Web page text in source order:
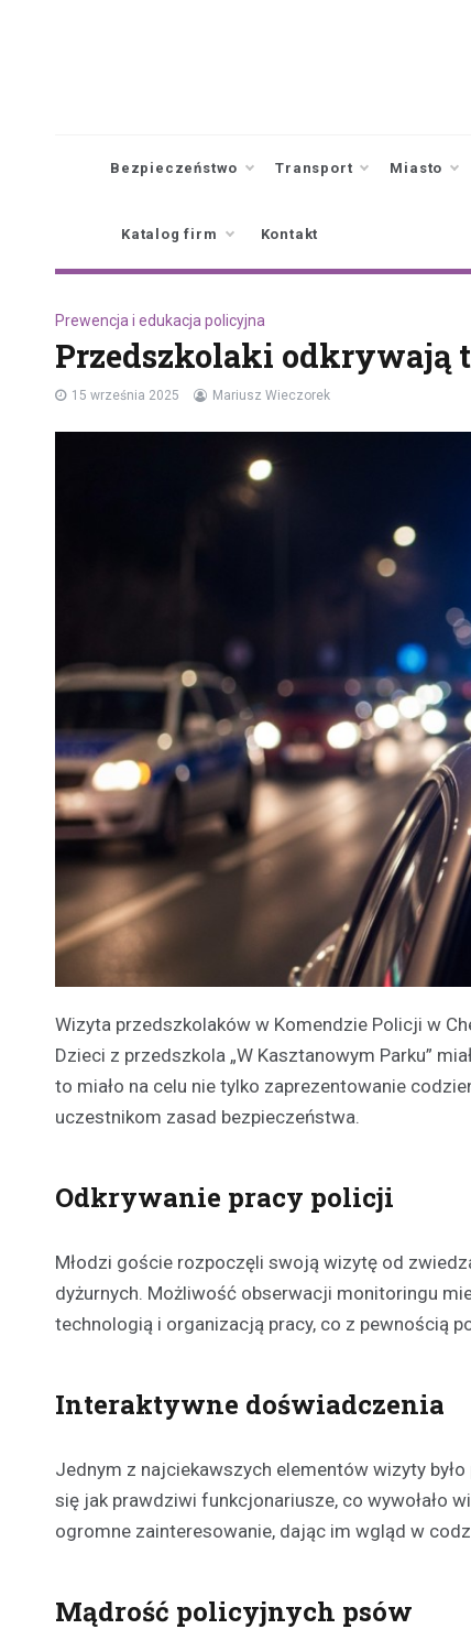
Bezpieczeństwo Transport Miasto
Katalog firm Kontakt
Prewencja i edukacja policyjna
Przedszkolaki odkrywają
15 września 2025 Mariusz Wieczorek
Wizyta przedszkolaków w Komendzie Policji w
Dzieci z przedszkola „W Kasztanowym Parku”
to miało na celu nie tylko zaprezentowanie
uczestnikom zasad bezpieczeństwa.
Odkrywanie pracy policji
Młodzi goście rozpoczęli swoją wizytę od
dyżurnych. Możliwość obserwacji monitoringu
technologią i organizacją pracy, co z pewnością
Interaktywne doświadczenia
Jednym z najciekawszych elementów wizyty
się jak prawdziwi funkcjonariusze, co wywołało
ogromne zainteresowanie, dając im wgląd w
Mądrość policyjnych psów